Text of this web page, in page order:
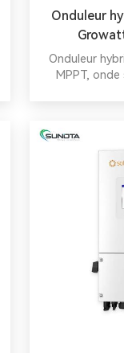
Onduleur
Onduleur
MPPT,